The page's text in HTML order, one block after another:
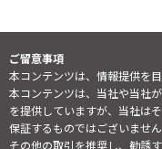
ご留意事項
本コンテンツは、情報提供を
本コンテンツは、当社や当社
を提供していますが、当社は
保証するものではございませ
その他の取引を推奨し、勧誘